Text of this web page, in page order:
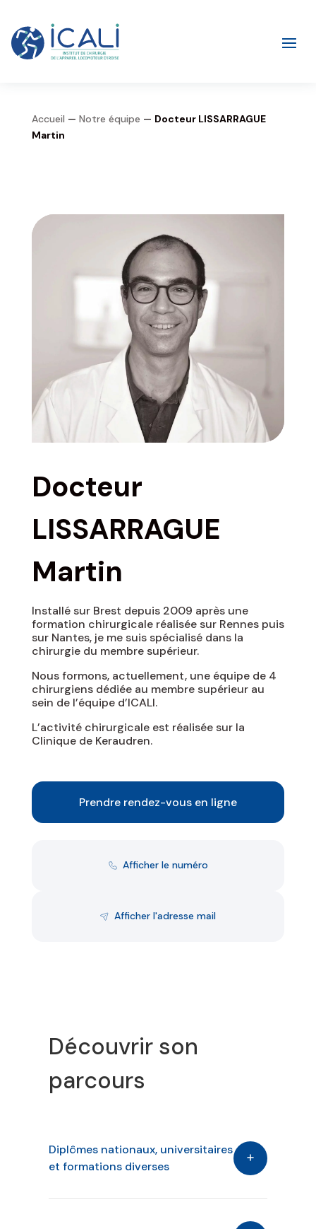
Accueil — Notre équipe — Docteur LISSARRAGUE
Martin
Docteur
LISSARRAGUE
Martin
Installé sur Brest depuis 2009 après une
formation chirurgicale réalisée sur Rennes puis
sur Nantes, je me suis spécialisé dans la
chirurgie du membre supérieur.
Nous formons, actuellement, une équipe de 4
chirurgiens dédiée au membre supérieur au
sein de l’équipe d’ICALI.
L’activité chirurgicale est réalisée sur la
Clinique de Keraudren.
Prendre rendez-vous en ligne
Afficher le numéro
Afficher l'adresse mail
Découvrir son
parcours
Diplômes nationaux, universitaires
et formations diverses